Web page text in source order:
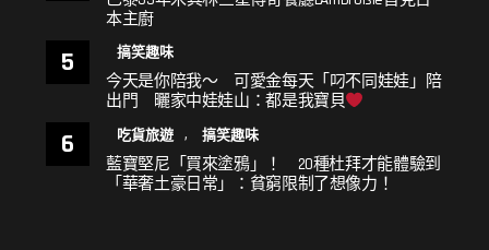
本主廚
搞笑趣味
今天是你陪我～ 可愛金每天「叼不同娃娃」陪
出門 曬家中娃娃山：都是我寶貝
吃貨旅遊 , 搞笑趣味
藍寶堅尼「買來塗鴉」！ 20種杜拜才能體驗到
「華奢土豪日常」：貧窮限制了想像力！